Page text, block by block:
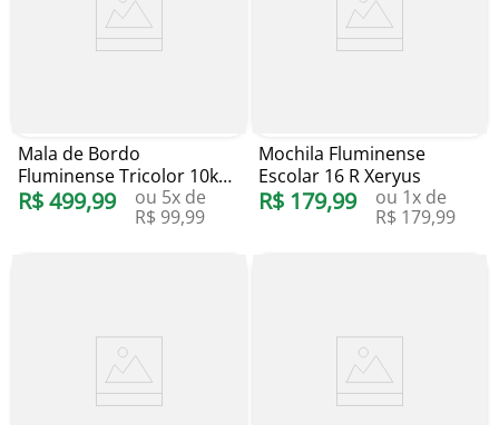
Mala de Bordo
Fluminense Tricolor 10kg
Bagaggio
R$499,99 ou 5x de
R$ 99,99
Mochila Fluminense
Escolar 16 R Xeryus
R$ 179,99 ou 1x de
R$ 179,99